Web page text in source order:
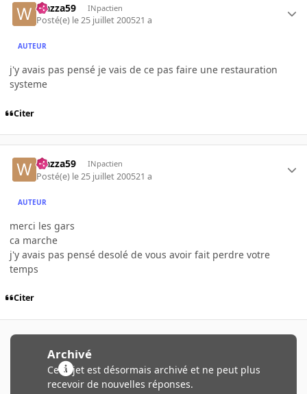
wazza59 INpactien
Posté(e) le 25 juillet 200521 a
AUTEUR
j'y avais pas pensé je vais de ce pas faire une restauration
systeme
Citer
wazza59 INpactien
Posté(e) le 25 juillet 200521 a
AUTEUR
merci les gars
ca marche
j'y avais pas pensé desolé de vous avoir fait perdre votre
temps
Citer
Archivé
Ce sujet est désormais archivé et ne peut plus
recevoir de nouvelles réponses.